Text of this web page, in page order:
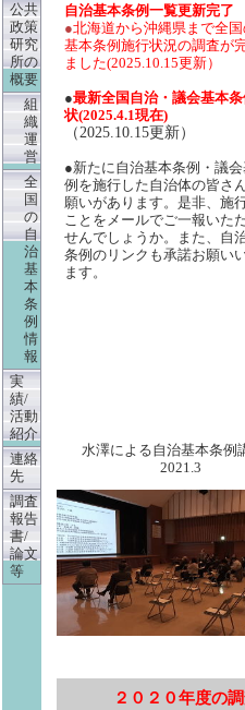
公共
政策
研究
所の
概要
組
織
運
営
全
国
の
自
治
基
本
条
例
情
報
実
績/
活動
紹介
連絡
先
調査
報告
書/
論文
等
自治基本条例一覧更新完了
●北海道から沖縄県まで全
基本条例施行状況の調査が
ました(2025.10.15更新）
●最新全国自治・議会基本
状(2025.4.1現在)
（2025.10.15更新）
●新たに自治基本条例・議
例を施行した自治体の皆さ
願いがあります。是非、施
ことをメールでご一報いた
せんでしょうか。また、自
条例のリンクも承諾お願い
ます。
水澤による自治基本条例
2021.3
出席者：上田
宮脇先生、
２０２０年度の